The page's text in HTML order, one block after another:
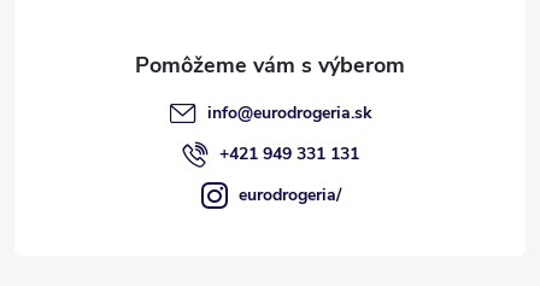
info@eurodrogeria.sk
+421 949 331 131
eurodrogeria/